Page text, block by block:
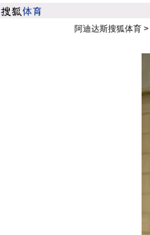
阿迪达斯搜狐体育 >